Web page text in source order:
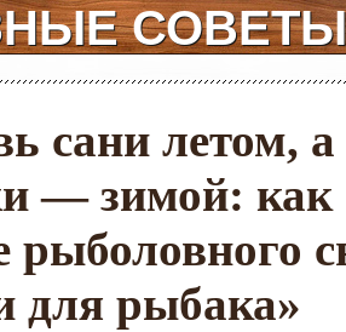
СОВЕТЫ
сани летом,
— зимой: как
рыболовного
для рыбака»